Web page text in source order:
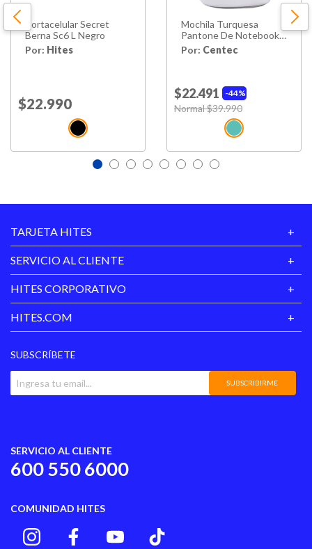
Portacelular Secret
Berna Sc6 L Negro
Por: Hites
Price reduced from
$22.990
Mochila Turquesa
Pantone De Notebooks
16” + Cable Carga Usb
Por: Centec
44%
$22.491
Price reduced from
Normal $39.990
TARJETA HITES
SERVICIO AL CLIENTE
HITES CORPORATIVO
HITES.COM
SUBSCRÍBETE
SUBSCRIBIRME
SERVICIO AL CLIENTE
600 550 6000
COMUNIDAD HITES